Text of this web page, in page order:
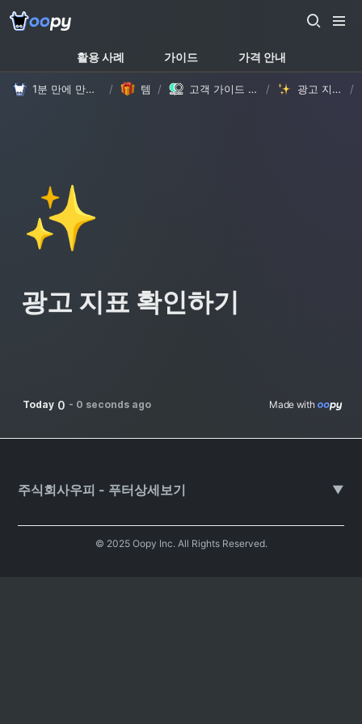
활용 사례 가이드 가격 안내
1분 만에 만드는 노션 웹사이트, 우피! / 템플릿/ 고객 가이드 템플릿 (with Oopy) / 광고 지표 확인하기 /
✨
광고 지표 확인하기
Today 0 - 0 seconds ago Made with
주식회사우피 - 푸터상세보기 ▼
© 2025 Oopy Inc. All Rights Reserved.